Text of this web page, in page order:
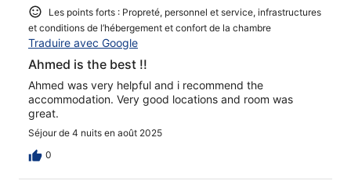
Les points forts : Propreté, personnel et service, infrastructures
et conditions de l’hébergement et confort de la chambre
Traduire avec Google
Ahmed is the best !!
Ahmed was very helpful and i recommend the
accommodation. Very good locations and room was
great.
Séjour de 4 nuits en août 2025
0